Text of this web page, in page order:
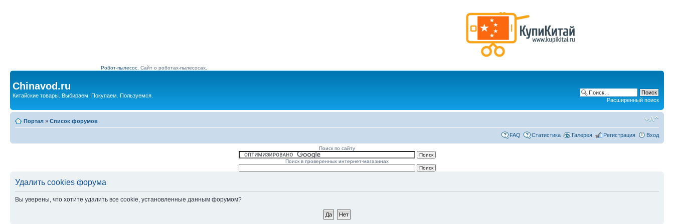
Робот-пылесос. Сайт о роботах-пылесосах.
Chinavod.ru
Китайские товары. Выбираем. Покупаем. Пользуемся.
Расширенный поиск
Портал » Список форумов
FAQ Статистика Галерея Регистрация Вход
Поиск по сайту
Поиск в проверенных интернет-магазинах
Удалить cookies форума
Вы уверены, что хотите удалить все cookie, установленные данным форумом?